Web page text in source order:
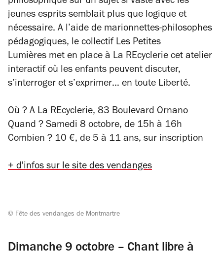
jeunes esprits semblait plus que logique et
nécessaire. A l’aide de marionnettes-philosophes
pédagogiques, le collectif Les Petites
Lumières met en place à La REcyclerie cet atelier
interactif où les enfants peuvent discuter,
s’interroger et s’exprimer… en toute Liberté.
Où ? A La REcyclerie, 83 Boulevard Ornano
Quand ? Samedi 8 octobre, de 15h à 16h
Combien ? 10 €, de 5 à 11 ans, sur inscription
+ d'infos sur le site des vendanges
© Fête des vendanges de Montmartre
Dimanche 9 octobre – Chant libre à